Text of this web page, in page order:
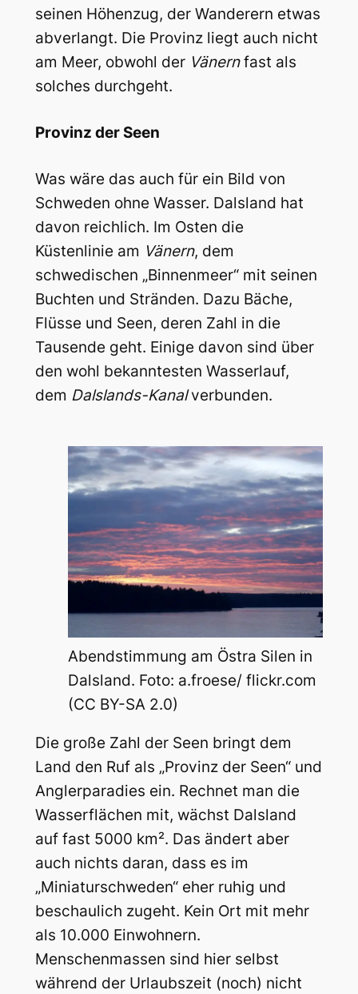
seinen Höhenzug, der Wanderern etwas
abverlangt. Die Provinz liegt auch nicht
am Meer, obwohl der Vänernfast als
solches durchgeht.
Provinz der Seen
Was wäre das auch für ein Bild von
Schweden ohne Wasser. Dalsland hat
davon reichlich. Im Osten die
Küstenlinie am Vänern, dem
schwedischen „Binnenmeer“ mit seinen
Buchten und Stränden. Dazu Bäche,
Flüsse und Seen, deren Zahl in die
Tausende geht. Einige davon sind über
den wohl bekanntesten Wasserlauf,
dem Dalslands-Kanalverbunden.
Abendstimmung am Östra Silen in
Dalsland. Foto: a.froese/ flickr.com
(CC BY-SA 2.0)
Die große Zahl der Seen bringt dem
Land den Ruf als „Provinz der Seen“ und
Anglerparadies ein. Rechnet man die
Wasserflächen mit, wächst Dalsland
auf fast 5000 km². Das ändert aber
auch nichts daran, dass es im
„Miniaturschweden“ eher ruhig und
beschaulich zugeht. Kein Ort mit mehr
als 10.000 Einwohnern.
Menschenmassen sind hier selbst
während der Urlaubszeit (noch) nicht